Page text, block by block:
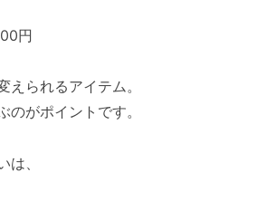
円
えられるアイテム。
のがポイントです。
、